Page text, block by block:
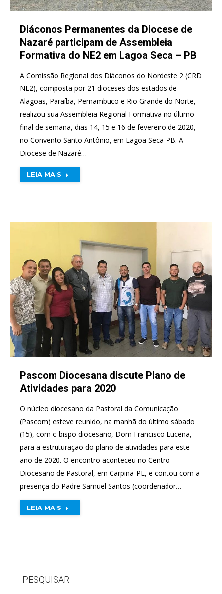
Diáconos Permanentes da Diocese de
Nazaré participam de Assembleia
Formativa do NE2 em Lagoa Seca – PB
A Comissão Regional dos Diáconos do Nordeste 2 (CRD
NE2), composta por 21 dioceses dos estados de
Alagoas, Paraíba, Pernambuco e Rio Grande do Norte,
realizou sua Assembleia Regional Formativa no último
final de semana, dias 14, 15 e 16 de fevereiro de 2020,
no Convento Santo Antônio, em Lagoa Seca-PB. A
Diocese de Nazaré…
LEIA MAIS
Pascom Diocesana discute Plano de
Atividades para 2020
O núcleo diocesano da Pastoral da Comunicação
(Pascom) esteve reunido, na manhã do último sábado
(15), com o bispo diocesano, Dom Francisco Lucena,
para a estruturação do plano de atividades para este
ano de 2020. O encontro aconteceu no Centro
Diocesano de Pastoral, em Carpina-PE, e contou com a
presença do Padre Samuel Santos (coordenador…
LEIA MAIS
PESQUISAR